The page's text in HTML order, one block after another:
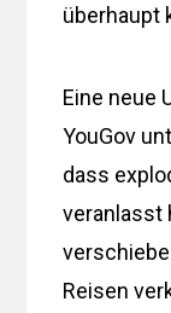
überhaupt
Eine neue
YouGov
dass
veranlasst
Reisen